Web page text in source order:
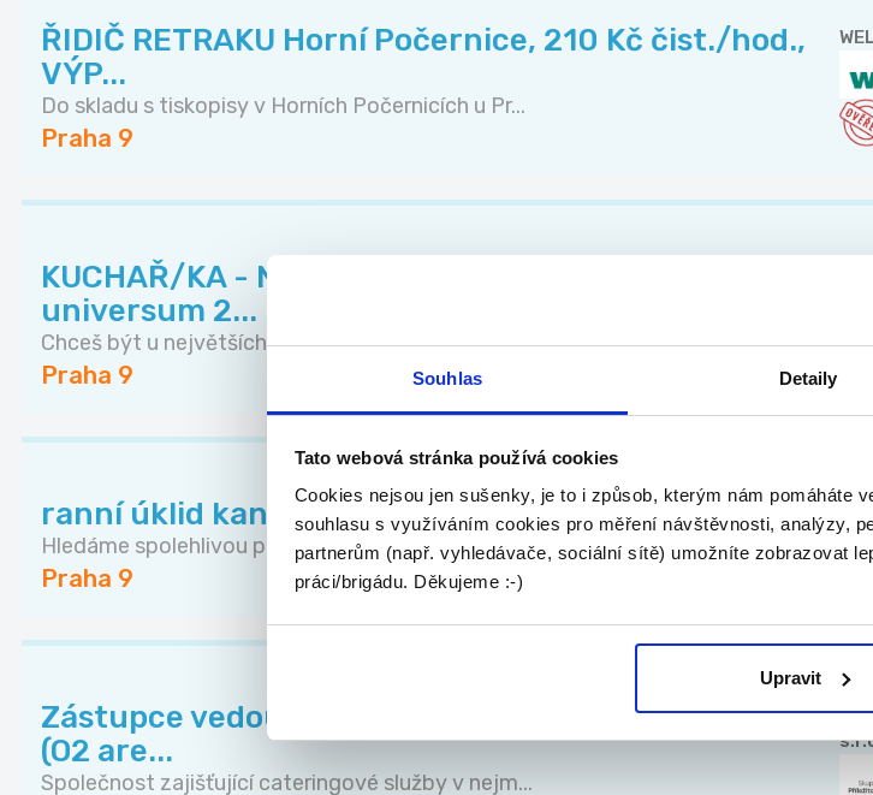
Souhlas Detaily
Tato webová stránka používá cookies
Cookies nejsou jen sušenky, je to i způsob, kterým nám pomáháte
souhlasu s využíváním cookies pro měření návštěvnosti, analýzy,
partnerům (např. vyhledávače, sociální sítě) umožníte zobrazovat
práci/brigádu. Děkujeme :-)
Upravit
ŘIDIČ RETRAKU Horní Počernice, 210 Kč čist./hod.,
VÝP...
Do skladu s tiskopisy v Horních Počernicích u Pr...
Praha 9
KUCHAŘ/KA - NOVÁ SEZÓNA O2 arena & O2
universum 2...
Chceš být u největších akcí v ČR a vařit ve velk...
Praha 9
ranní úklid kanceláří Libeň
Hledáme spolehlivou pracovnici/ka na ranní úklid...
Praha 9
Zástupce vedoucí pomocných sil na mytí nádobí
(O2 are...
Společnost zajišťující cateringové služby v nejm...